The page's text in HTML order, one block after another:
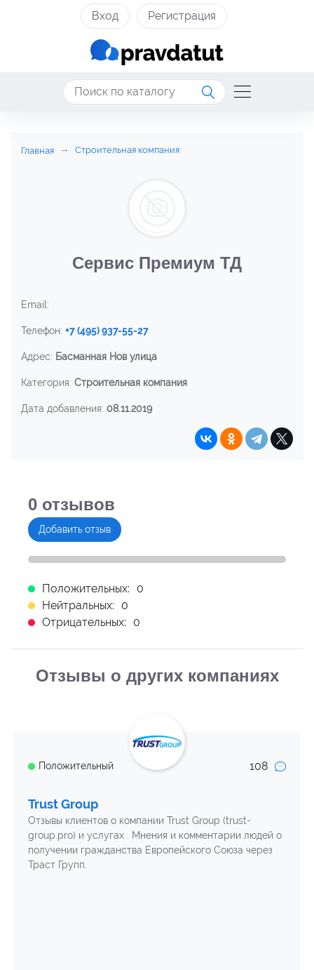
Вход Регистрация
Главная Строительная компания
Сервис Премиум ТД
Email:
Телефон: +7 (495) 937-55-27
Адрес: Басманная Нов улица
Категория: Строительная компания
Дата добавления: 08.11.2019
0 отзывов
Добавить отзыв
Положительных:
0
Нейтральных:
0
Отрицательных:
0
Отзывы о других компаниях
Положительный 108
Trust Group
Отзывы клиентов о компании Trust Group (trust-
group.pro) и услугах . Мнения и комментарии людей о
получении гражданства Европейского Союза через
Траст Групп.